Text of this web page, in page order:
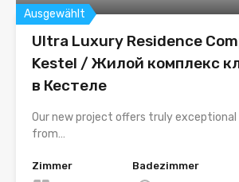
Ausgewählt
Ultra Luxury Residence
Kestel / Жилой комплекс
в Кестеле
Our new project offers truly exceptional
from…
Zimmer
Badezimmer